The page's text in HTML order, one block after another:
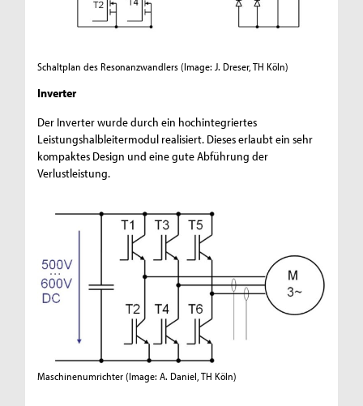
Schaltplan des Resonanzwandlers (Image: J. Dreser, TH Köln)
Inverter
Der Inverter wurde durch ein hochintegriertes
Leistungshalbleitermodul realisiert. Dieses erlaubt ein sehr
kompaktes Design und eine gute Abführung der
Verlustleistung.
Maschinenumrichter (Image: A. Daniel, TH Köln)